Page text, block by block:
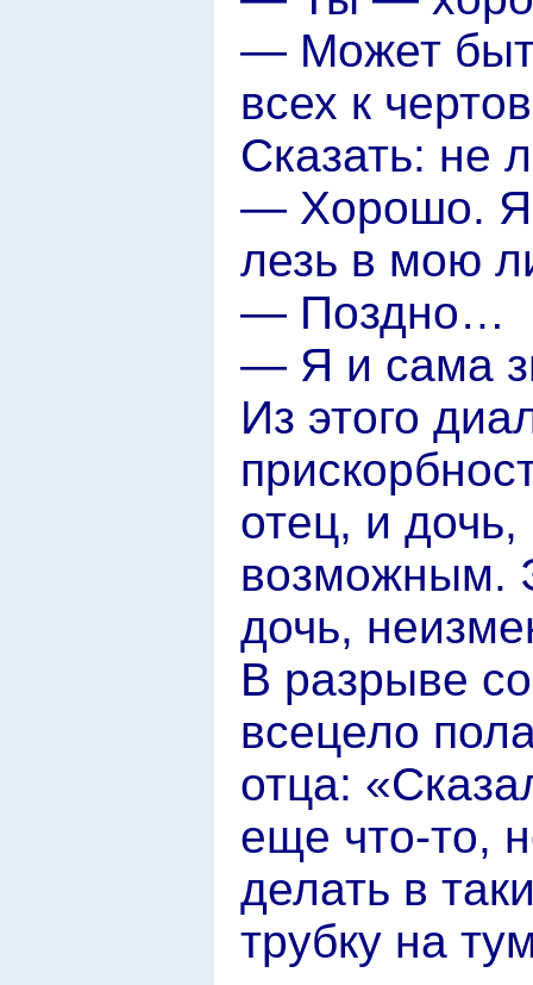
— Может
всех к
Сказать: не
— Хорошо. Я
лезь в мою
— Поздно…
— Я и сама
Из этого
отец, и
возможным.
дочь,
В разрыве
всецело
отца:
еще что-то,
делать в
трубку на